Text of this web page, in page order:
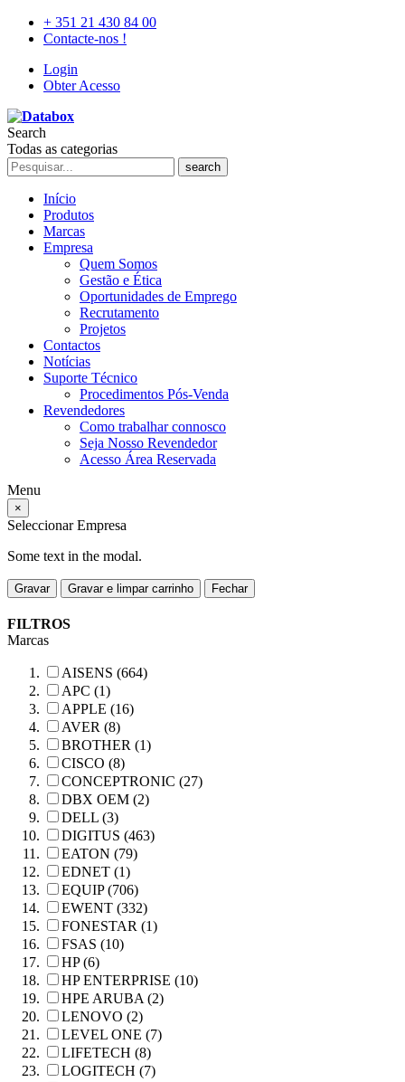
+ 351 21 430 84 00
Contacte-nos !
Login
Obter Acesso
Search
Todas as categorias
search
Início
Produtos
Marcas
Empresa
Quem Somos
Gestão e Ética
Oportunidades de Emprego
Recrutamento
Projetos
Contactos
Notícias
Suporte Técnico
Procedimentos Pós-Venda
Revendedores
Como trabalhar connosco
Seja Nosso Revendedor
Acesso Área Reservada
Menu
×
Seleccionar Empresa
Some text in the modal.
Gravar Gravar e limpar carrinho Fechar
FILTROS
Marcas
AISENS (664)
APC (1)
APPLE (16)
AVER (8)
BROTHER (1)
CISCO (8)
CONCEPTRONIC (27)
DBX OEM (2)
DELL (3)
DIGITUS (463)
EATON (79)
EDNET (1)
EQUIP (706)
EWENT (332)
FONESTAR (1)
FSAS (10)
HP (6)
HP ENTERPRISE (10)
HPE ARUBA (2)
LENOVO (2)
LEVEL ONE (7)
LIFETECH (8)
LOGITECH (7)